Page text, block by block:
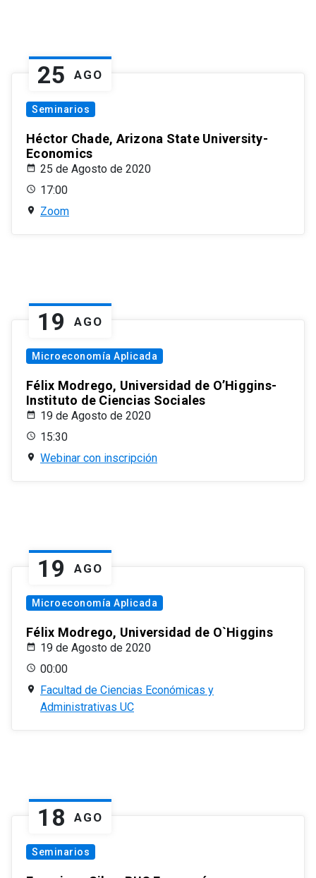
25 AGO
Seminarios
Héctor Chade, Arizona State University-
Economics
25 de Agosto de 2020
17:00
Zoom
19 AGO
Microeconomía Aplicada
Félix Modrego, Universidad de O’Higgins-
Instituto de Ciencias Sociales
19 de Agosto de 2020
15:30
Webinar con inscripción
19 AGO
Microeconomía Aplicada
Félix Modrego, Universidad de O`Higgins
19 de Agosto de 2020
00:00
Facultad de Ciencias Económicas y
Administrativas UC
18 AGO
Seminarios